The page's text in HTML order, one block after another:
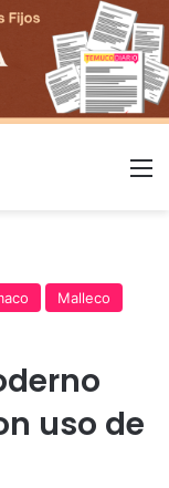
Malleco
uso de